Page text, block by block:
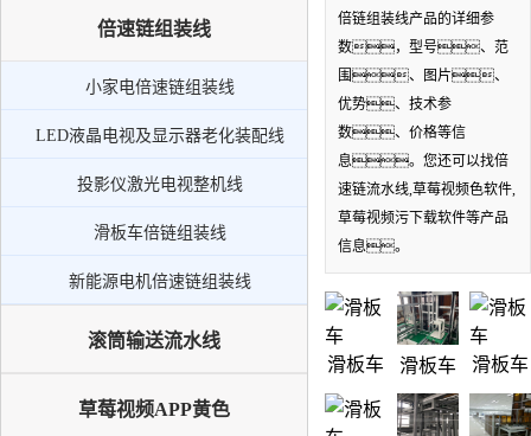
周边配套组件设备
小家电倍速链组装线
LED液晶电视及显示器老化装配线
投影仪激光电视整机线
滑板车倍链组装线
新能源电机倍速链组装线
升降机
外排工位
倍速链输送线
倍速链组装线
小家电倍速链组装线
LED液晶电视及显示器老化装配线
投影仪激光电视整机线
滑板车倍链组装线
新能源电机倍速链组装线
滚筒输送流水线
草莓视频APP黄色
倍链组装线产品的详细参
数，型号、范
围、图片、
优势、技术参
数、价格等信
息。您还可以找倍
速链流水线,草莓视频色软件,
草莓视频污下载软件等产品
信息。
滑板车 滑板车 滑板车